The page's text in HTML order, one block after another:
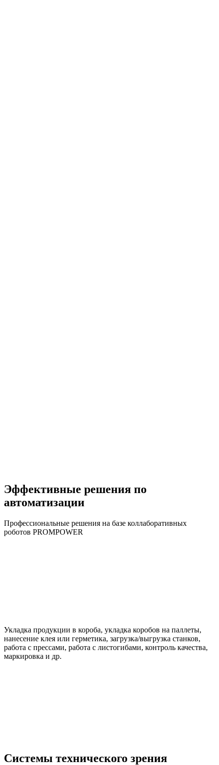
Эффективные решения по
автоматизации
Профессиональные решения на базе коллаборативных
роботов PROMPOWER
Укладка продукции в короба, укладка коробов на паллеты,
нанесение клея или герметика, загрузка/выгрузка станков,
работа с прессами, работа с листогибами, контроль качества,
маркировка и др.
Системы технического зрения